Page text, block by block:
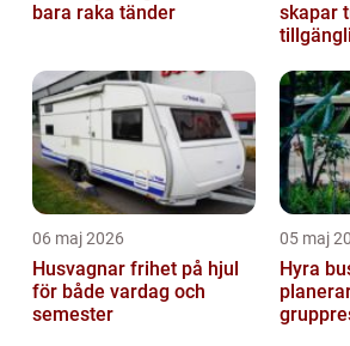
bara raka tänder
skapar
06 maj 2026
Husvagnar frihet på hjul
för både vardag och
semester
05 maj
Hyra